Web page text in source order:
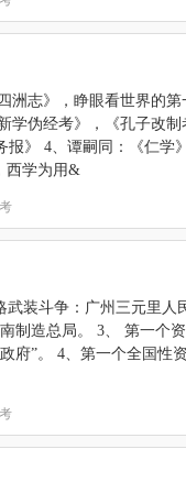
洲志》，睁眼看世界的
学伪经考》，《孔子改
报》 4、谭嗣同：《仁
西学为用&
武装斗争：广州三元里
制造总局。 3、 第一个
府”。 4、第一个全国性